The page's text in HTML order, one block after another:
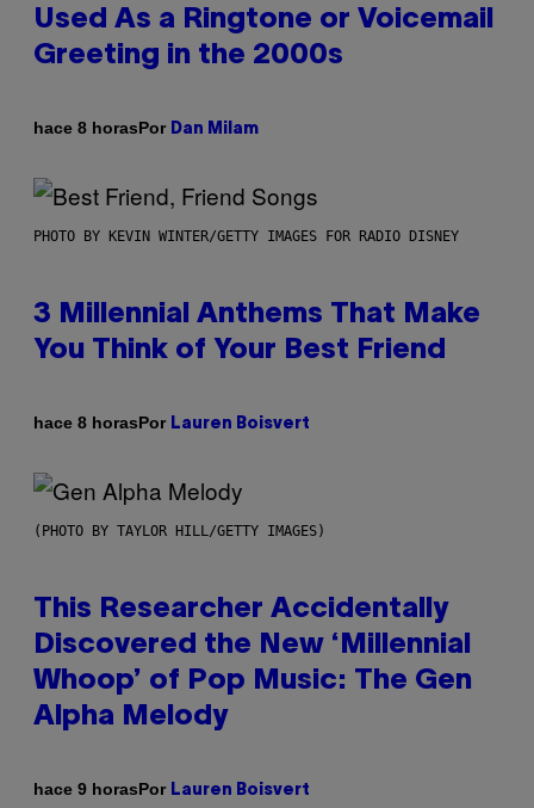
Used As a Ringtone or Voicemail
Greeting in the 2000s
hace 8 horasPor Dan Milam
PHOTO BY KEVIN WINTER/GETTY IMAGES FOR RADIO DISNEY
3 Millennial Anthems That Make
You Think of Your Best Friend
hace 8 horasPor Lauren Boisvert
(PHOTO BY TAYLOR HILL/GETTY IMAGES)
This Researcher Accidentally
Discovered the New ‘Millennial
Whoop’ of Pop Music: The Gen
Alpha Melody
hace 9 horasPor Lauren Boisvert